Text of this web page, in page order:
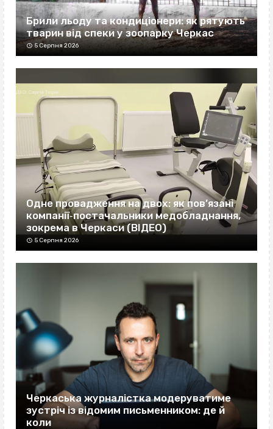
Брили льоду та кондиціонери: як рятують
тварин від спеки у зоопарку Черкас
5 Серпня 2026
Одне провадження на двох: як пов’язані
компанії‐постачальники медобладнання,
зокрема в Черкаси (ВІДЕО)
5 Серпня 2026
Черкаська журналістка модеруватиме
зустріч із відомим письменником: де й
коли